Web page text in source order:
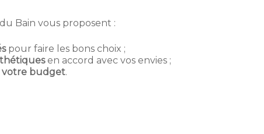
Bain vous proposent :
pour faire les bons choix ;
en accord avec vos envies ;
votre budget.